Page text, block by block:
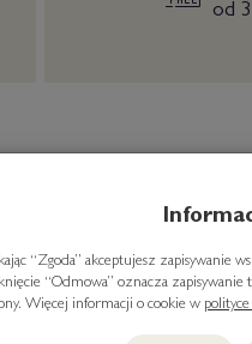
od
- Tradycyjna
“Zgoda” akceptujesz zapisywanie
“Odmowa” oznacza
Więcej informacji o cookie w